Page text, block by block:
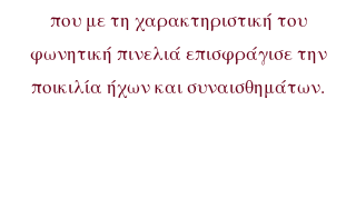
που με τη χαρακτηριστική του
φωνητική πινελιά επισφράγισε την
ποικιλία ήχων και συναισθημάτων.